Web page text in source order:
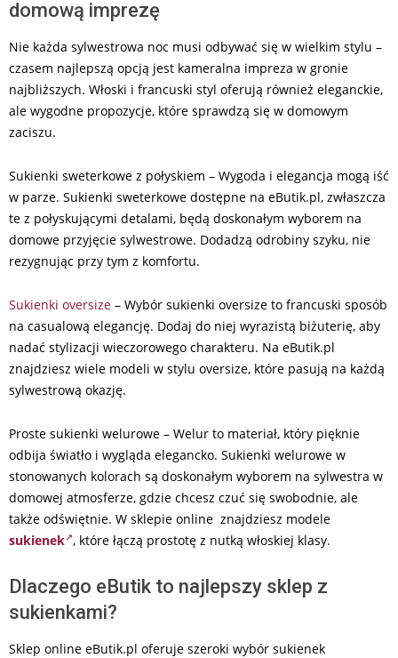
domową imprezę
Nie każda sylwestrowa noc musi odbywać się w wielkim stylu –
czasem najlepszą opcją jest kameralna impreza w gronie
najbliższych. Włoski i francuski styl oferują również eleganckie,
ale wygodne propozycje, które sprawdzą się w domowym
zaciszu.
Sukienki sweterkowe z połyskiem – Wygoda i elegancja mogą iść
w parze. Sukienki sweterkowe dostępne na eButik.pl, zwłaszcza
te z połyskującymi detalami, będą doskonałym wyborem na
domowe przyjęcie sylwestrowe. Dodadzą odrobiny szyku, nie
rezygnując przy tym z komfortu.
Sukienki oversize – Wybór sukienki oversize to francuski sposób
na casualową elegancję. Dodaj do niej wyrazistą biżuterię, aby
nadać stylizacji wieczorowego charakteru. Na eButik.pl
znajdziesz wiele modeli w stylu oversize, które pasują na każdą
sylwestrową okazję.
Proste sukienki welurowe – Welur to materiał, który pięknie
odbija światło i wygląda elegancko. Sukienki welurowe w
stonowanych kolorach są doskonałym wyborem na sylwestra w
domowej atmosferze, gdzie chcesz czuć się swobodnie, ale
także odświętnie. W sklepie online znajdziesz modele
sukienek , które łączą prostotę z nutką włoskiej klasy.
Dlaczego eButik to najlepszy sklep z
sukienkami?
Sklep online eButik.pl oferuje szeroki wybór sukienek